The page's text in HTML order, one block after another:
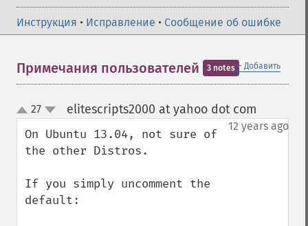
Инструкция • Исправление • Сообщение об ошибке
＋ Добавить
Примечания пользователей 3 notes
up
down
27 elitescripts2000 at yahoo dot com
12 years ago
On Ubuntu 13.04, not sure of
the other Distros.
If you simply uncomment the
default: